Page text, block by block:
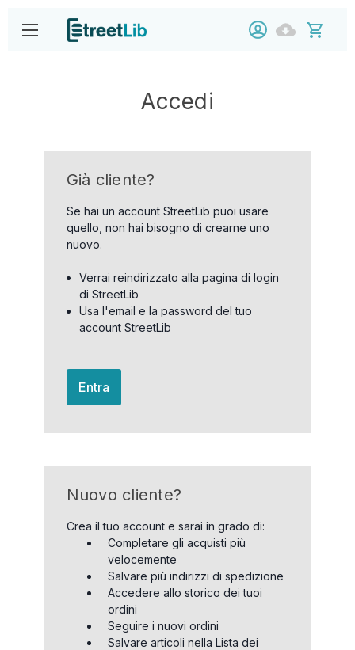
Accedi
Già cliente?
Se hai un account StreetLib puoi usare
quello, non hai bisogno di crearne uno
nuovo.
Verrai reindirizzato alla pagina di login
di StreetLib
Usa l'email e la password del tuo
account StreetLib
Entra
Nuovo cliente?
Crea il tuo account e sarai in grado di:
Completare gli acquisti più
velocemente
Salvare più indirizzi di spedizione
Accedere allo storico dei tuoi
ordini
Seguire i nuovi ordini
Salvare articoli nella Lista dei